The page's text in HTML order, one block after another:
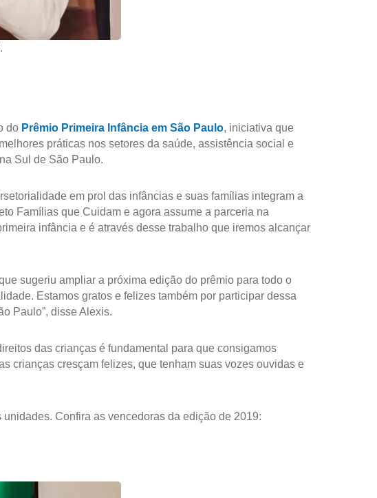
do Prêmio Primeira Infância em São Paulo, iniciativa que
práticas nos setores da saúde, assistência social e
Sul de São Paulo.
em prol das infâncias e suas famílias integram a
Famílias que Cuidam e agora assume a parceria na
infância e é através desse trabalho que iremos alcançar
sugeriu ampliar a próxima edição do prêmio para todo o
Estamos gratos e felizes também por participar dessa
Paulo”, disse Alexis.
das crianças é fundamental para que consigamos
crianças cresçam felizes, que tenham suas vozes ouvidas e
Confira as vencedoras da edição de 2019: